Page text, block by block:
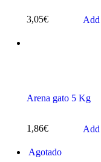
3,05€ Add
Arena gato 5 Kg
1,86€ Add
Agotado